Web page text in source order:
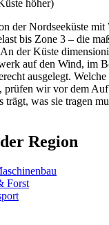
höher)
der Nordseeküste
bis Zone 3 – die
der Küste
auf den Wind, im
ausgelegt.
prüfen wir vor dem
was sie tragen
Region
Forst